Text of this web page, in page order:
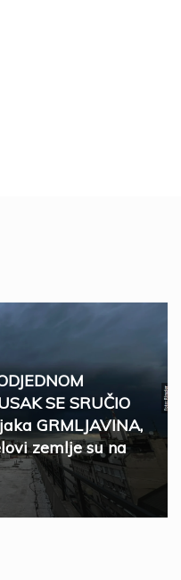
SE SRUČIO
GRMLJAVINA,
zemlje su na